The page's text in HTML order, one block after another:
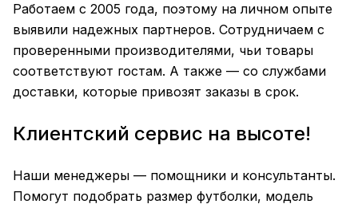
Работаем с 2005 года, поэтому на личном опыте
выявили надежных партнеров. Сотрудничаем с
проверенными производителями, чьи товары
соответствуют гостам. А также — со службами
доставки, которые привозят заказы в срок.
Клиентский сервис на высоте!
Наши менеджеры — помощники и консультанты.
Помогут подобрать размер футболки, модель